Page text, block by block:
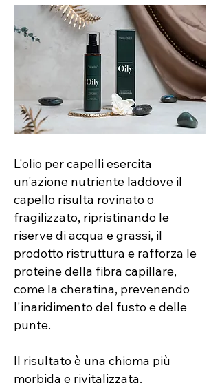
L'olio per capelli esercita
un'azione nutriente laddove il
capello risulta rovinato o
fragilizzato, ripristinando le
riserve di acqua e grassi, il
prodotto ristruttura e rafforza le
proteine ​della fibra capillare,
come la cheratina, prevenendo
l'inaridimento del fusto e delle
punte.
Il risultato è una chioma più
morbida e rivitalizzata.